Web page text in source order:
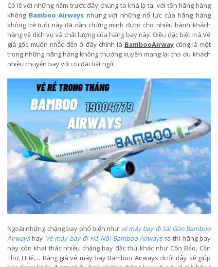
Có lẽ với những năm trước đây chúng ta khá lạ tai với tên hãng hàng
không Bamboo Airways nhưng với những nổ lực của hãng hàng
không trẻ tuổi này đã dần chứng minh được cho nhiều hành khách
hàng về dịch vụ và chất lượng của hãng bay này. Điều đặc biệt mà Vé
giá gốc muốn nhắc đến ở đây chính là BambooAirwaycũng là một
trong những hãng hàng không thường xuyên mang lại cho du khách
nhiều chuyến bay với ưu đãi bất ngờ.
Ngoài những chặng bay phổ biến như vé máy bay đi Sài Gòn Bamboo
Airwayshay Vé máy bay đi Hà Nội Bamboo Airwaysra thì hãng bay
này còn khai thác nhiều chặng bay đặc thù khác như Côn Đảo, Cần
Thơ, Huế,… Bảng giá vé máy bay Bamboo Airways dưới đây sẽ giúp